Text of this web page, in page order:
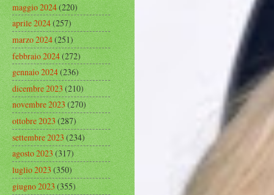
maggio 2024(220)
aprile 2024(257)
marzo 2024(251)
febbraio 2024(272)
gennaio 2024(236)
dicembre 2023(210)
novembre 2023(270)
ottobre 2023(287)
settembre 2023(234)
agosto 2023(317)
luglio 2023(350)
giugno 2023(355)